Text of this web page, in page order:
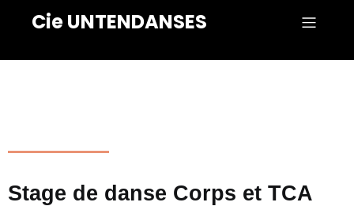
Cie UNTENDANSES
Stage de danse Corps et TCA